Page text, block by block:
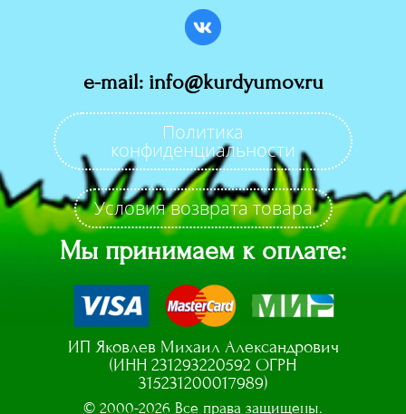
e-mail: info@kurdyumov.ru
Политика
конфиденциальности
Условия возврата товара
Мы принимаем к оплате:
ИП Яковлев Михаил Александрович
(ИНН 231293220592 ОГРН
315231200017989)
© 2000-2026 Все права защищены.